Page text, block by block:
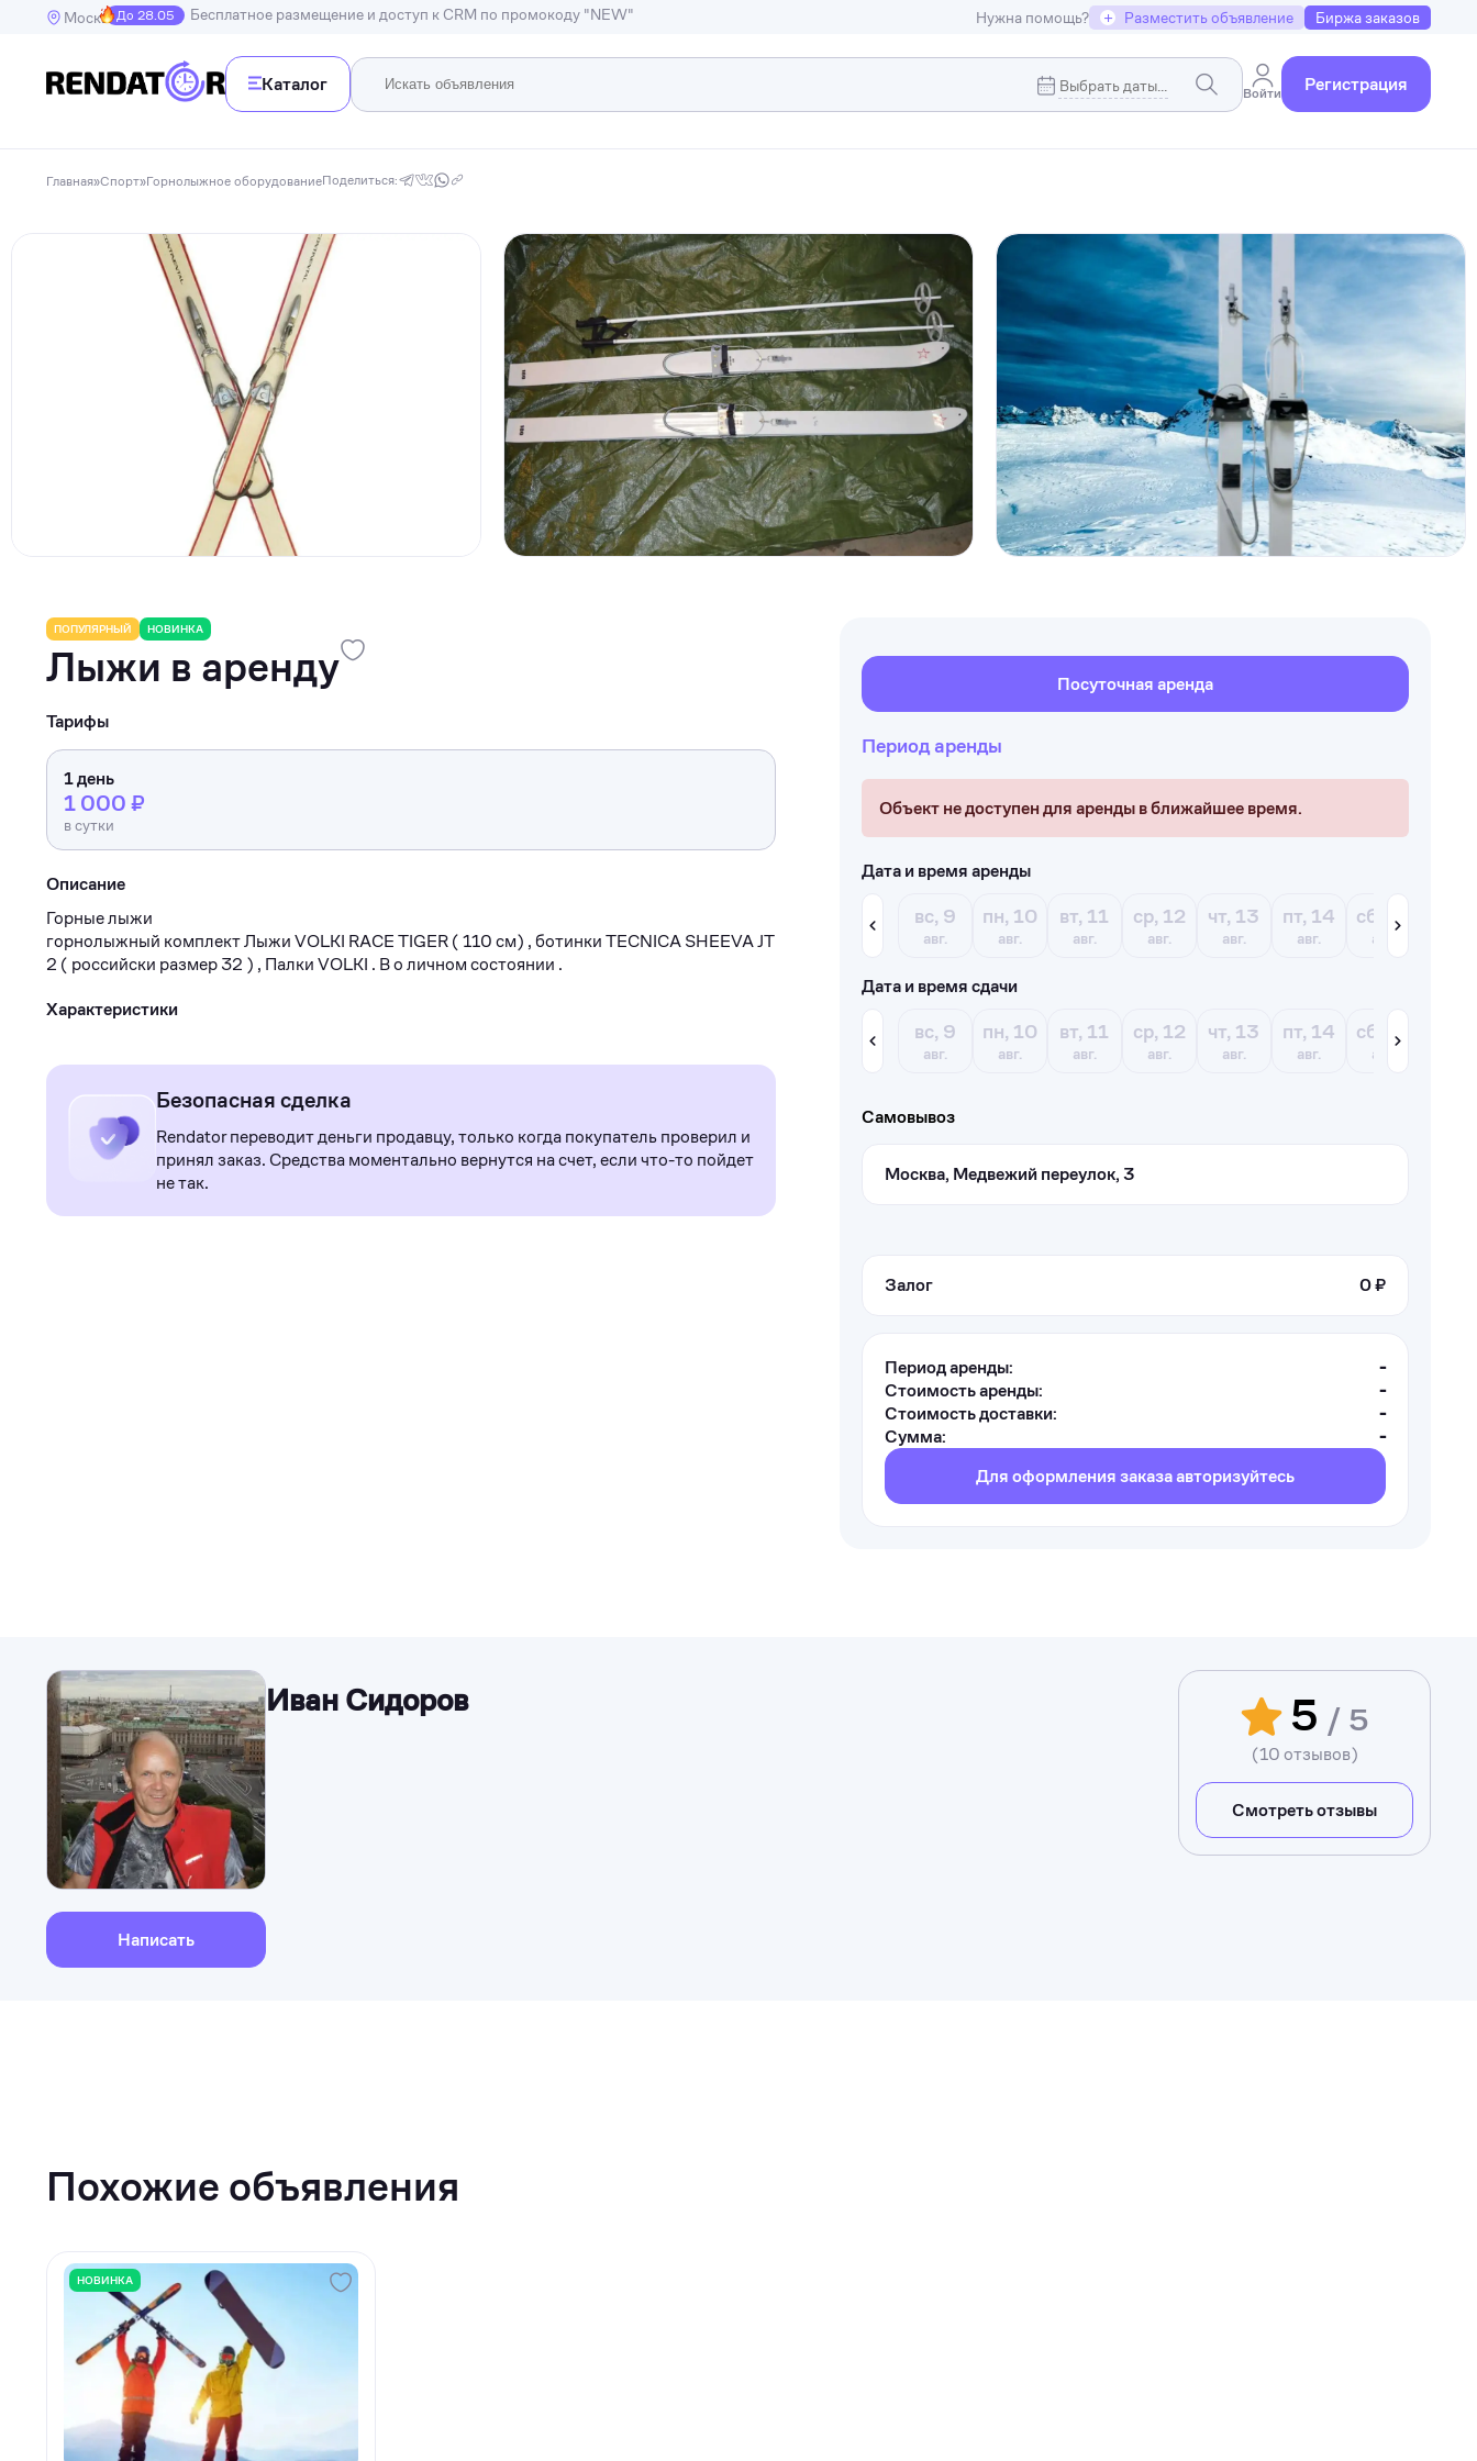
МоскваДо 28.05 Бесплатное размещение и доступ к CRM по промокоду "NEW" Нужна помощь? + Разместить объявление Биржа заказов
Каталог Войти Регистрация
Спецтехника
Инструменты
Бытовая техника
Досуг, развлечения и праздники
Электроника и гаджеты
Коммерческое оборудование
Детские товары
Одежда, обувь и аксессуары
Цифровые товары
Дома, виллы, коттеджи, таунхаусы
Тематические помещения Земельные участки
Главная»Спорт»Горнолыжное оборудованиеПоделиться:
ПОПУЛЯРНЫЙ НОВИНКА
Лыжи в аренду
Тарифы
1 день
1 000 ₽
в сутки
Описание
Горные лыжи
горнолыжный комплект Лыжи VOLKI RACE TIGER ( 110 см) , ботинки TECNICA SHEEVA JT
2 ( российски размер 32 ) , Палки VOLKI . В о личном состоянии .
Характеристики
Безопасная сделка
Rendator переводит деньги продавцу, только когда покупатель проверил и
принял заказ. Средства моментально вернутся на счет, если что-то пойдет
не так.
Посуточная аренда
Период аренды
Объект не доступен для аренды в ближайшее время.
Дата и время аренды
вс, 9
авг.
пн, 10
авг.
вт, 11
авг.
ср, 12
авг.
чт, 13
авг.
пт, 14
авг.
сб, 15
авг.
Дата и время сдачи
вс, 9
авг.
пн, 10
авг.
вт, 11
авг.
ср, 12
авг.
чт, 13
авг.
пт, 14
авг.
сб, 15
авг.
Самовывоз
Москва, Медвежий переулок, 3
Залог 0 ₽
Период аренды:
-
Стоимость аренды:
-
Стоимость доставки:
-
Сумма:
-
Для оформления заказа авторизуйтесь
Написать
Иван Сидоров 5 / 5
(10 отзывов)
Смотреть отзывы
Похожие объявления
НОВИНКА